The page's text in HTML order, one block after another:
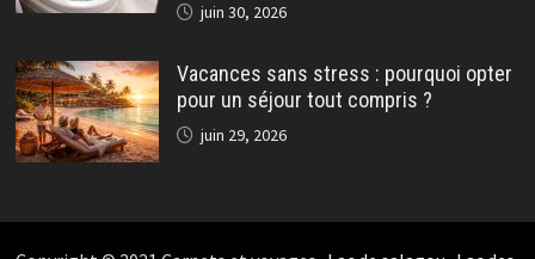
juin 30, 2026
Vacances sans stress : pourquoi opter
pour un séjour tout compris ?
juin 29, 2026